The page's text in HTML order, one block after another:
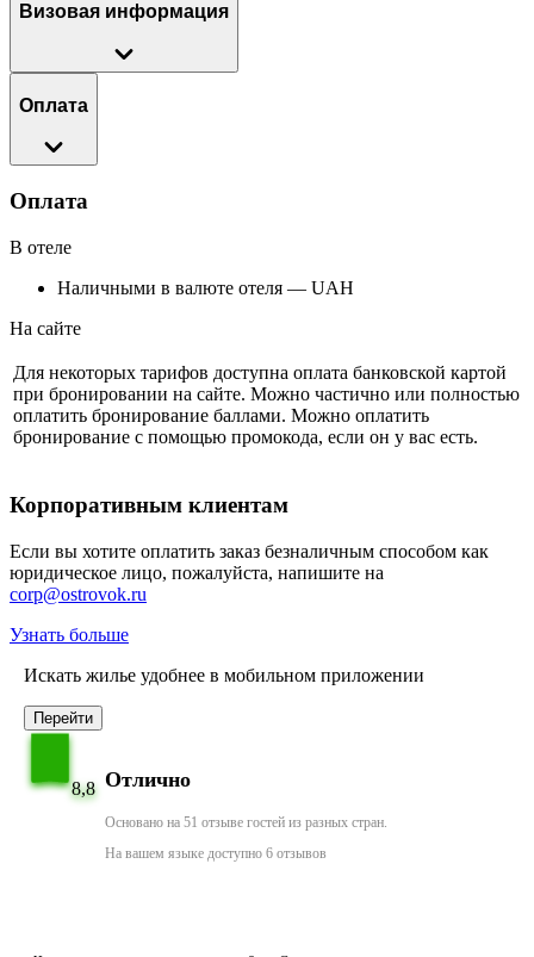
Визовая информация
Оплата
Оплата
В отеле
Наличными в валюте отеля — UAH
На сайте
Для некоторых тарифов доступна оплата банковской картой
при бронировании на сайте. Можно частично или полностью
оплатить бронирование баллами. Можно оплатить
бронирование с помощью промокода, если он у вас есть.
Корпоративным клиентам
Если вы хотите оплатить заказ безналичным способом как
юридическое лицо, пожалуйста, напишите на
corp@ostrovok.ru
Узнать больше
Искать жилье удобнее в мобильном приложении
Перейти
8,8 Отлично
Основано на 51 отзыве гостей из разных стран.
На вашем языке доступно 6 отзывов